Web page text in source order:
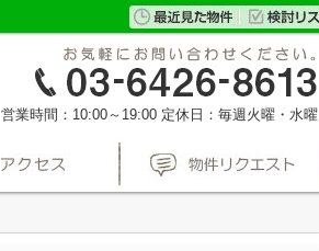
営業時間：10:00～19:00 定休日：毎週火曜・水曜